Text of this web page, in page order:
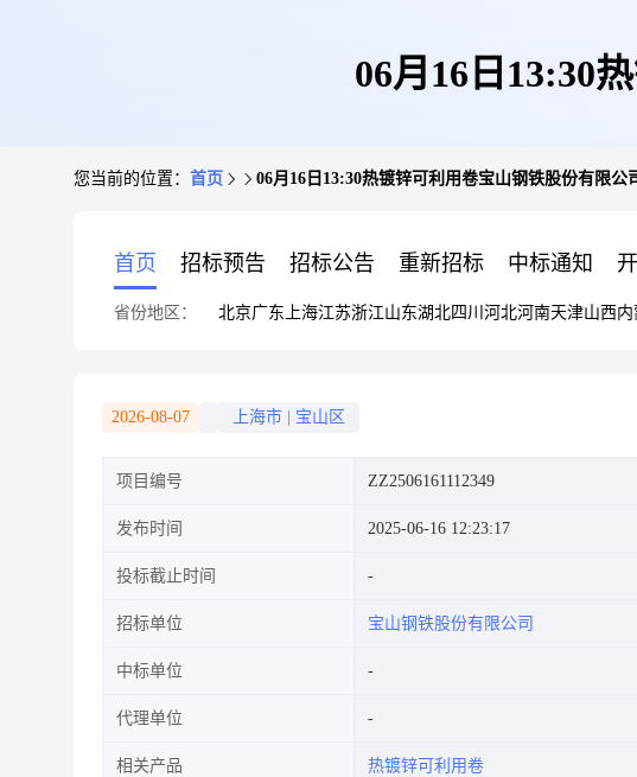
06月16日13:30
您当前的位置： 首页 06月16日13:30热镀锌可利用卷宝山钢铁股份有限公
首页 招标预告 招标公告 重新招标 中标通知
省份地区： 北京广东 上海江苏浙江山东湖北四川 河北河南天津山西
2026-08-07 上海市 宝山区
项目编号 ZZ2506161112349
发布时间 2025-06-16 12:23:17
投标截止时间
招标单位 宝山钢铁股份有限公司
中标单位
代理单位
相关产品 热镀锌可利用卷